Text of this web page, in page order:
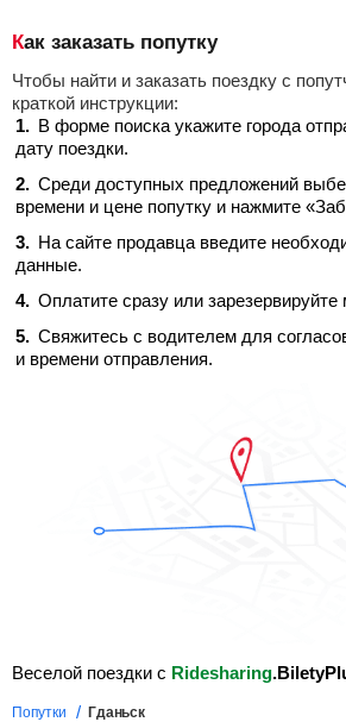
Как заказать попутку
Чтобы найти и заказать поездку с
краткой инструкции:
В форме поиска укажите города
дату поездки.
Среди доступных предложений
времени и цене попутку и нажмите
На сайте продавца введите
данные.
Оплатите сразу или зарезервируйте
Свяжитесь с водителем для
и времени отправления.
Веселой поездки с Ridesharing
Попутки Гданьск